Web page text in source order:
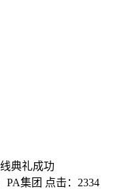
典礼成功
PA集团 点击： 2334